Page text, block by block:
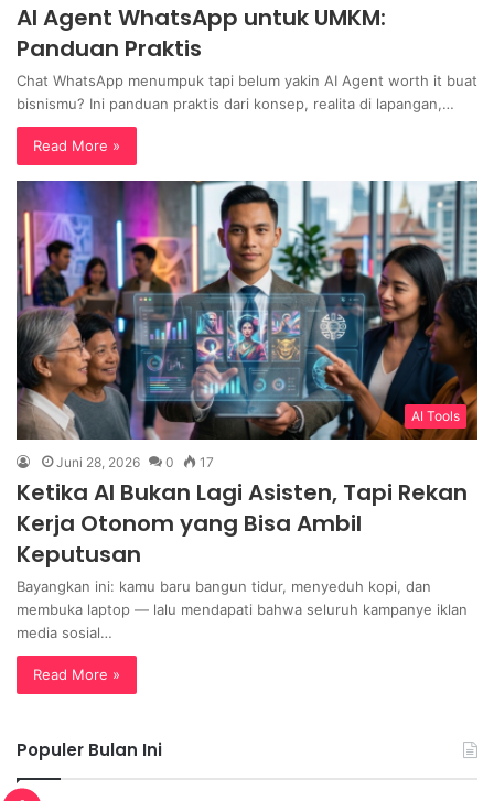
AI Agent WhatsApp untuk UMKM:
Panduan Praktis
Chat WhatsApp menumpuk tapi belum yakin AI Agent worth it buat
bisnismu? Ini panduan praktis dari konsep, realita di lapangan,…
Read More »
AI Tools
Juni 28, 2026 0 17
Ketika AI Bukan Lagi Asisten, Tapi Rekan
Kerja Otonom yang Bisa Ambil
Keputusan
Bayangkan ini: kamu baru bangun tidur, menyeduh kopi, dan
membuka laptop — lalu mendapati bahwa seluruh kampanye iklan
media sosial…
Read More »
Populer Bulan Ini